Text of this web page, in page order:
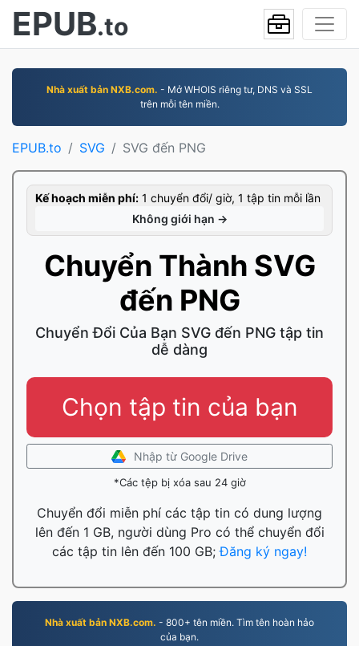
EPUB.to
Nhà xuất bản NXB.com. - Mở WHOIS riêng tư, DNS và SSL
trên mỗi tên miền.
EPUB.to SVG SVG đến PNG
Kế hoạch miễn phí: 1 chuyển đổi/ giờ, 1 tập tin mỗi lần
Không giới hạn →
Chuyển Thành SVG
đến PNG
Chuyển Đổi Của Bạn SVG đến PNG tập tin
dễ dàng
Chọn tập tin của bạn
Nhập từ Google Drive
*Các tệp bị xóa sau 24 giờ
Chuyển đổi miễn phí các tập tin có dung lượng
lên đến 1 GB, người dùng Pro có thể chuyển đổi
các tập tin lên đến 100 GB;Đăng ký ngay!
Nhà xuất bản NXB.com. - 800+ tên miền. Tìm tên hoàn hảo
của bạn.